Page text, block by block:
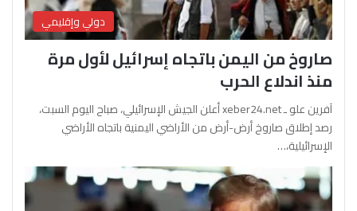
دولي وإقليمي
صاروخ من اليمن باتجاه إسرائيل لأول مرة
منذ اندلاع الحرب
آفرين علو ـ xeber24.net أعلن الجيش الإسرائيلي، صباح اليوم السبت،
رصد إطلاق صاروخ أرض-أرض من الأراضي اليمنية باتجاه الأراضي
الإسرائيلية،…